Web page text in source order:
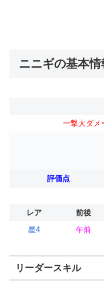
ニニギの基本情
一撃大ダメ
評価点
レア 前後
星4
午前
リーダースキル